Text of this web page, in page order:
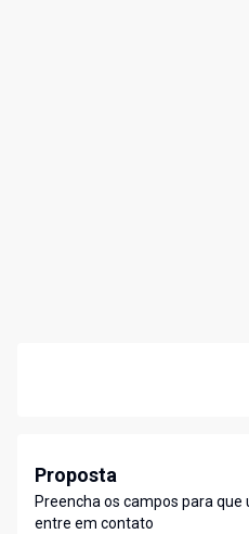
Proposta
Preencha os campos para
entre em contato